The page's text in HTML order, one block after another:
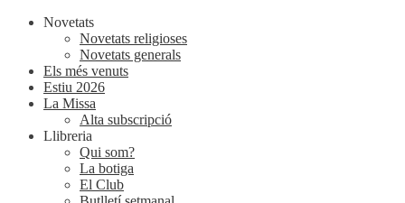
Novetats
Novetats religioses
Novetats generals
Els més venuts
Estiu 2026
La Missa
Alta subscripció
Llibreria
Qui som?
La botiga
El Club